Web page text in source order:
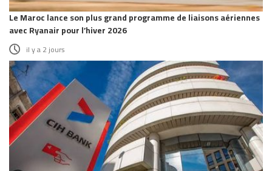
Le Maroc lance son plus grand programme de liaisons aériennes
avec Ryanair pour l’hiver 2026
il y a 2 jours